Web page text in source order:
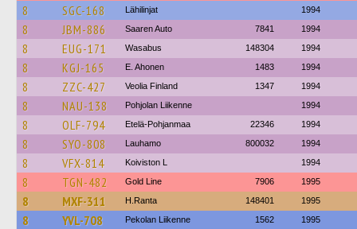
8 SGC-168 Lähilinjat 1994
8 JBM-886 Saaren Auto 7841 1994
8 EUG-171 Wasabus 148304 1994
8 KGJ-165 E. Ahonen 1483 1994
8 ZZC-427 Veolia Finland 1347 1994
8 NAU-138 Pohjolan Liikenne 1994
8 OLF-794 Etelä-Pohjanmaa 22346 1994
8 SYO-808 Lauhamo 800032 1994
8 VFX-814 Koiviston L 1994
8 TGN-482 Gold Line 7906 1995
8 MXF-311 H.Ranta 148401 1995
8 YVL-708 Pekolan Liikenne 1562 1995